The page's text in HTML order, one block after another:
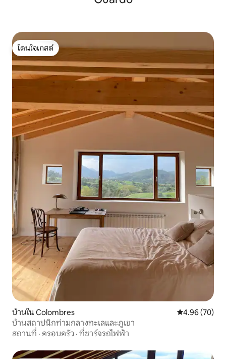
โดนใจเกสต์
โดนใจเกสต์
บ้านใน Colombres คะแนนเฉลี่ย
4.96 (70)
บ้านสถาปนิกท่ามกลางทะเลและภูเขา
สถานที่ · ครอบครัว · ที่ชาร์จรถไฟฟ้า